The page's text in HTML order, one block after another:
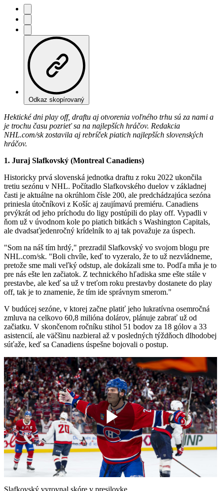
Odkaz skopírovaný
Hektické dni play off, draftu aj otvorenia voľného trhu sú za nami a
je trochu času pozrieť sa na najlepších hráčov. Redakcia
NHL.com/sk zostavila aj rebríček piatich najlepších slovenských
hráčov.
1. Juraj Slafkovský (Montreal Canadiens)
Historicky prvá slovenská jednotka draftu z roku 2022 ukončila
tretiu sezónu v NHL. Počítadlo Slafkovského duelov v základnej
časti je aktuálne na okrúhlom čísle 200, ale predchádzajúca sezóna
priniesla útočníkovi z Košíc aj zaujímavú premiéru. Canadiens
prvýkrát od jeho príchodu do ligy postúpili do play off. Vypadli v
ňom už v úvodnom kole po piatich bitkách s Washington Capitals,
ale dvadsaťjedenročný krídelník to aj tak považuje za úspech.
"Som na náš tím hrdý," prezradil Slafkovský vo svojom blogu pre
NHL.com/sk. "Boli chvíle, keď to vyzeralo, že to už nezvládneme,
pretože sme mali veľký odstup, ale dokázali sme to. Podľa mňa je to
pre nás ešte len začiatok. Z technického hľadiska sme ešte stále v
prestavbe, ale keď sa už v treťom roku prestavby dostanete do play
off, tak je to znamenie, že tím ide správnym smerom."
V budúcej sezóne, v ktorej začne platiť jeho lukratívna osemročná
zmluva na celkovo 60,8 milióna dolárov, plánuje zabrať už od
začiatku. V skončenom ročníku stihol 51 bodov za 18 gólov a 33
asistencií, ale väčšinu nazbieral až v posledných týždňoch dlhodobej
súťaže, keď sa Canadiens úspešne bojovali o postup.
Play
Slafkovský vyrovnal skóre v presilovke